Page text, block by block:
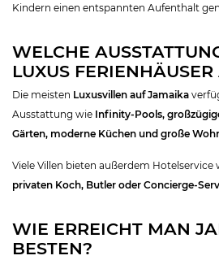
Kindern einen entspannten Aufenthalt
WELCHE
LUXUS
Die meisten Luxusvillen auf Jamaika
Ausstattung wie Infinity-Pools,
Gärten, moderne Küchen und große
Viele Villen bieten außerdem Hotelservice
privaten Koch, Butler oder Concierge-
WIE ERREICHT MAN
BESTEN?